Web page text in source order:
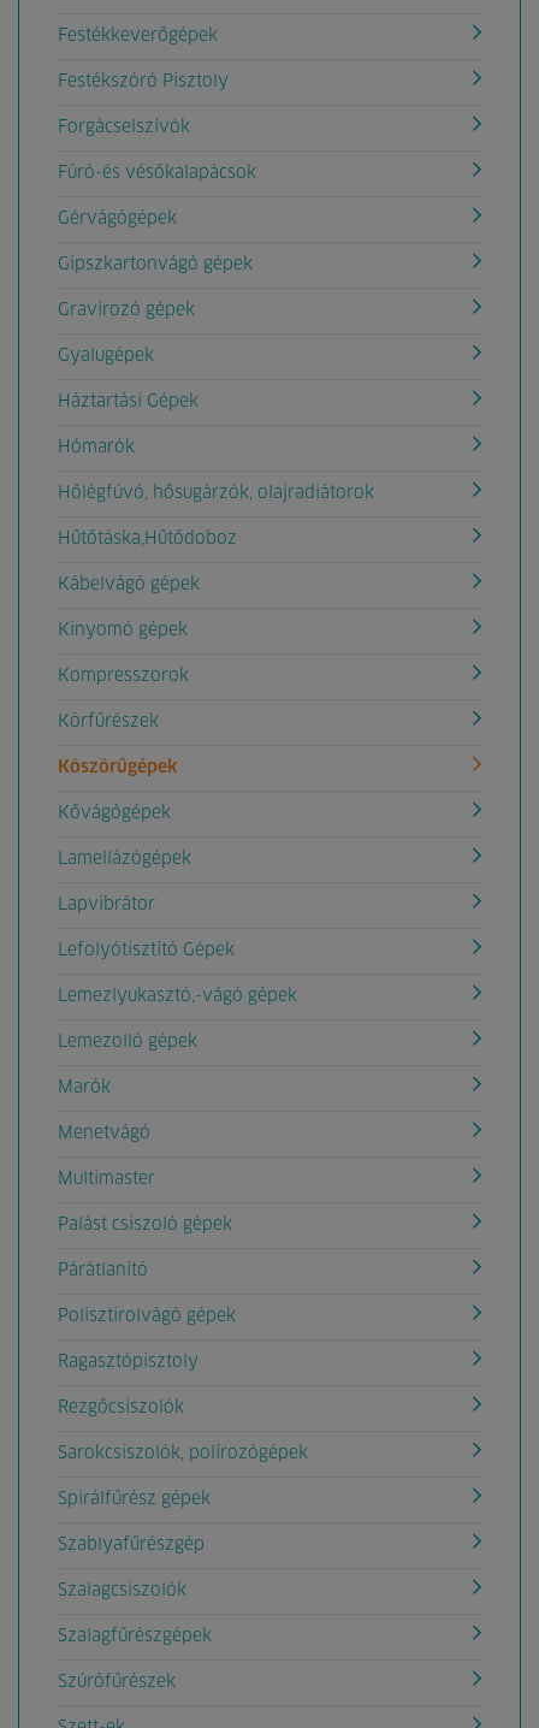
Festékkeverőgépek
Festékszóró Pisztoly
Forgácselszívók
Fúró-és vésőkalapácsok
Gérvágógépek
Gipszkartonvágó gépek
Gravírozó gépek
Gyalugépek
Háztartási Gépek
Hómarók
Hőlégfúvó, hősugárzók, olajradiátorok
Hűtőtáska,Hűtődoboz
Kábelvágó gépek
Kinyomó gépek
Kompresszorok
Körfűrészek
Köszörűgépek
Kővágógépek
Lamellázógépek
Lapvibrátor
Lefolyótisztító Gépek
Lemezlyukasztó,-vágó gépek
Lemezolló gépek
Marók
Menetvágó
Multimaster
Palást csiszoló gépek
Párátlanító
Polisztirolvágó gépek
Ragasztópisztoly
Rezgőcsiszolók
Sarokcsiszolók, polírozógépek
Spirálfűrész gépek
Szablyafűrészgép
Szalagcsiszolók
Szalagfűrészgépek
Szúrófűrészek